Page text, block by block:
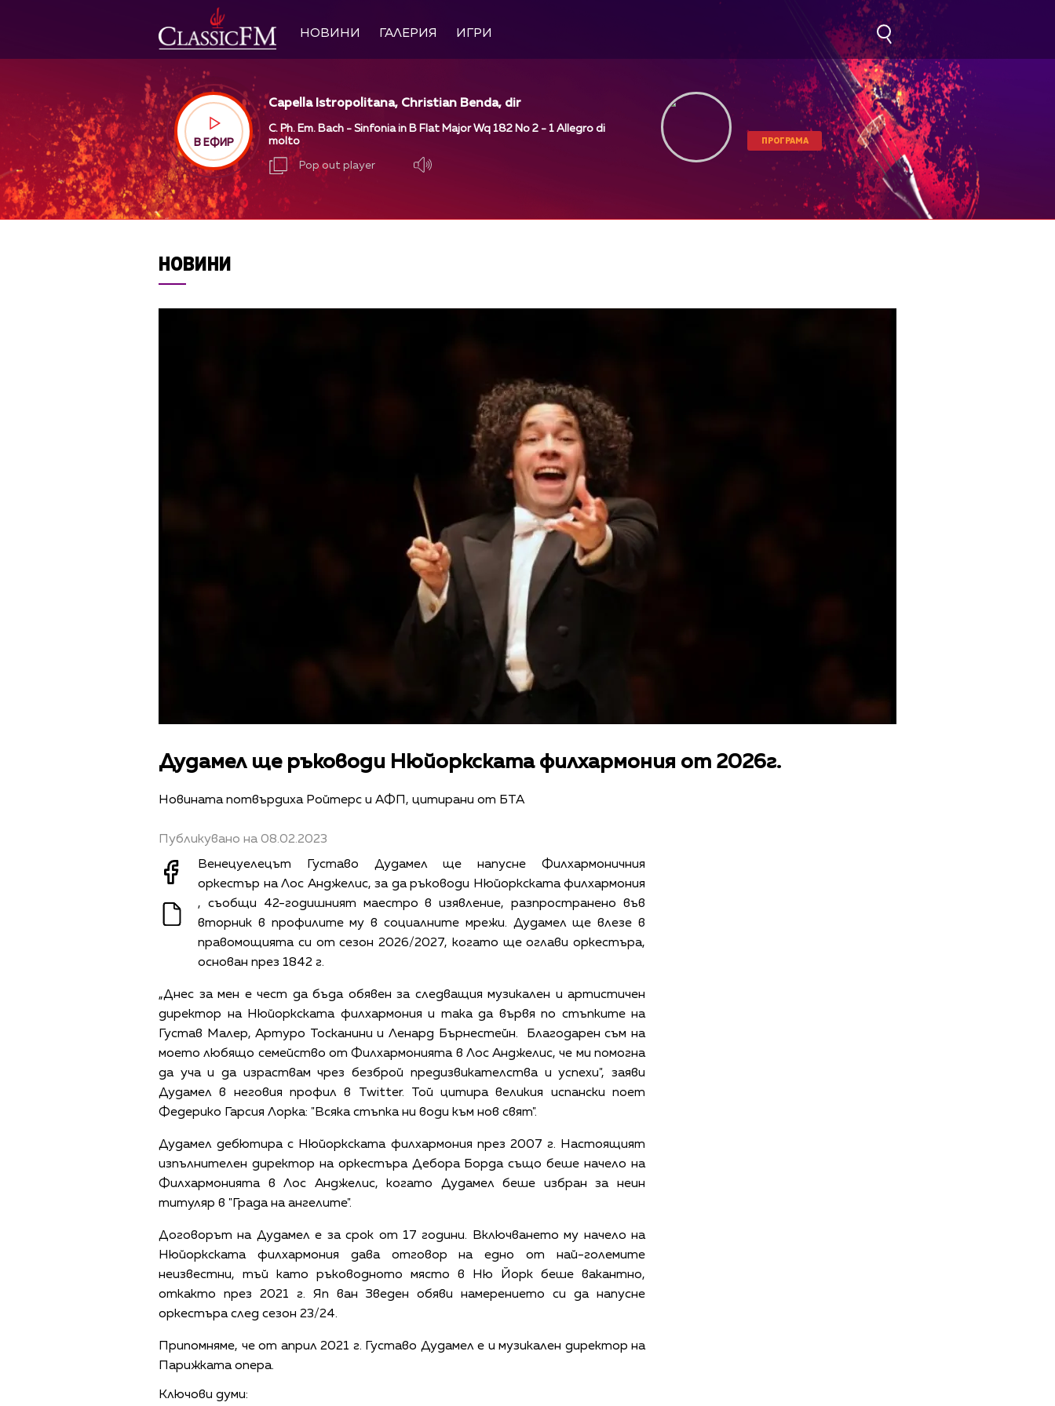
НОВИНИ ГАЛЕРИЯ ИГРИ
В ЕФИР
Capella Istropolitana, Christian Benda, dir
C. Ph. Em. Bach - Sinfonia in B Flat Major Wq 182 No 2 - 1 Allegro di
molto
Pop out player
ПРОГРАМА
НОВИНИ
Дудамел ще ръководи Нюйоркската филхармония от 2026г.
Новината потвърдиха Ройтерс и АФП, цитирани от БТА
Публикувано на 08.02.2023
Венецуелецът Густаво Дудамел ще напусне Филхармоничния
оркестър на Лос Анджелис, за да ръководи Нюйоркската филхармония
, съобщи 42-годишният маестро в изявление, разпространено във
вторник в профилите му в социалните мрежи. Дудамел ще влезе в
правомощията си от сезон 2026/2027, когато ще оглави оркестъра,
основан през 1842 г.
„Днес за мен е чест да бъда обявен за следващия музикален и артистичен
директор на Нюйоркската филхармония и така да вървя по стъпките на
Густав Малер, Артуро Тосканини и Ленард Бърнестейн. Благодарен съм на
моето любящо семейство от Филхармонията в Лос Анджелис, че ми помогна
да уча и да израствам чрез безброй предизвикателства и успехи", заяви
Дудамел в неговия профил в Twitter. Той цитира великия испански поет
Федерико Гарсия Лорка: "Всяка стъпка ни води към нов свят".
Дудамел дебютира с Нюйоркската филхармония през 2007 г. Настоящият
изпълнителен директор на оркестъра Дебора Борда също беше начело на
Филхармонията в Лос Анджелис, когато Дудамел беше избран за неин
титуляр в "Града на ангелите".
Договорът на Дудамел е за срок от 17 години.
Включването му начело на
Нюйоркската филхармония дава отговор на едно от най-големите
неизвестни, тъй като ръководното място в Ню Йорк беше вакантно,
откакто през 2021 г. Яп ван Зведен обяви намерението си да напусне
оркестъра след сезон 23/24.
Припомняме, че от април 2021 г. Густаво Дудамел е и музикален директор на
Парижката опера.
Ключови думи: